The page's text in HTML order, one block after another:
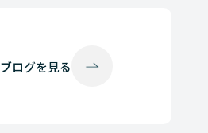
ブログを見る